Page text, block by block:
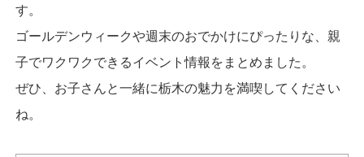
す。
ゴールデンウィークや週末のおでかけにぴったりな、親
子でワクワクできるイベント情報をまとめました。
ぜひ、お子さんと一緒に栃木の魅力を満喫してください
ね。